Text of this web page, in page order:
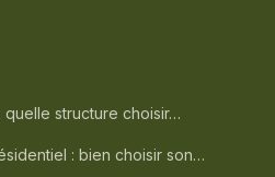
quelle structure choisir…
: bien choisir son…